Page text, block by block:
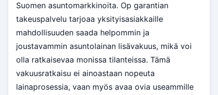
Suomen asuntomarkkinoita. Op garantian
takeuspalvelu tarjoaa yksityisasiakkaille
mahdollisuuden saada helpommin ja
joustavammin asuntolainan lisävakuus, mikä voi
olla ratkaisevaa monissa tilanteissa. Tämä
vakuusratkaisu ei ainoastaan nopeuta
lainaprosessia, vaan myös avaa ovia useammille